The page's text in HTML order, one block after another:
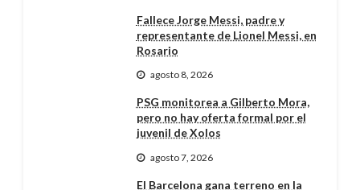
Fallece Jorge Messi, padre y
representante de Lionel Messi, en
Rosario
agosto 8, 2026
PSG monitorea a Gilberto Mora,
pero no hay oferta formal por el
juvenil de Xolos
agosto 7, 2026
El Barcelona gana terreno en la